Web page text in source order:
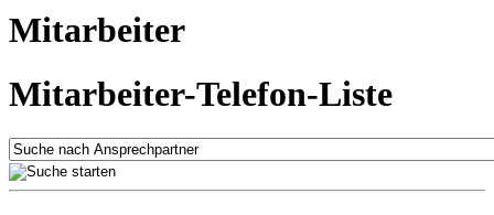
Mitarbeiter
Mitarbeiter-Telefon-Liste